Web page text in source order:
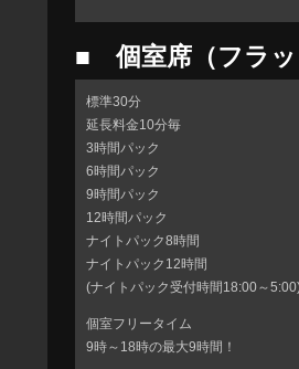
■ 個室席（フラッ
標準30分
延長料金10分毎
3時間パック
6時間パック
9時間パック
12時間パック
ナイトパック8時間
ナイトパック12時間
(ナイトパック受付時間18:00～
個室フリータイム
9時～18時の最大9時間！